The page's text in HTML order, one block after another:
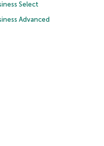
Select
Advanced